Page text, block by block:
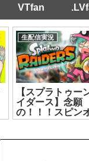
VTfan
生配信実況
【スプラトゥー
イダース】念願
の！！！スピン
フ！！！【神楽